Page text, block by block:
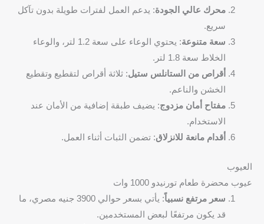
محرك عالي الجودة: يدعم العمل لفترات طويلة بدون تآكل
سريع.
سعة متنوعة
: يحتوي الوعاء على سعة 1.2 لتر، والوعاء
الخلاط سعة 1.8 لتر.
أقراص من الستانلس ستيل: ثلاثة أقراص لتقطيع وتقطيع
الخشن والناعم.
مفتاح أمان مزدوج: يضيف طبقة إضافية من الأمان عند
الاستخدام.
أقدام مانعة للانزلاق: تضمن الثبات أثناء العمل.
العيوب
عيوب محضرة طعام تورنيدو 1000 وات
سعر مرتفع نسبياً
: يأتي بسعر حوالي 3900 جنيه مصري، ما
قد يكون مرتفعًا لبعض المستخدمين.